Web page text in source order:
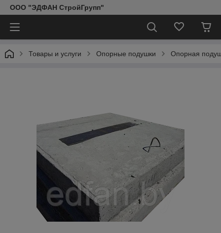
ООО "ЭДФАН СтройГрупп"
Товары и услуги Опорные подушки Опорная